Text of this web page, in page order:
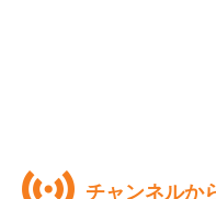
チャンネルか